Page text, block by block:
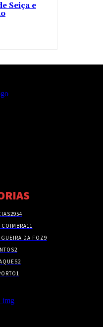
Seiça e
2954
11
DA FOZ9
2
2
1